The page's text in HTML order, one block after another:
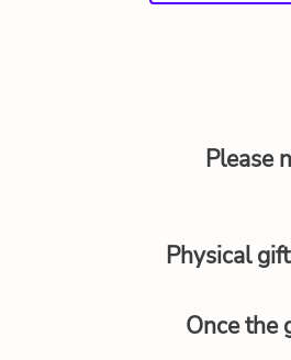
Please
Physical
Once the